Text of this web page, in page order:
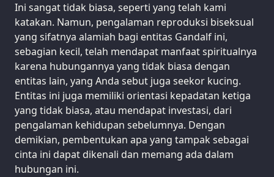
Ini sangat tidak biasa, seperti yang telah kami
katakan. Namun, pengalaman reproduksi biseksual
yang sifatnya alamiah bagi entitas Gandalf ini,
sebagian kecil, telah mendapat manfaat spiritualnya
karena hubungannya yang tidak biasa dengan
entitas lain, yang Anda sebut juga seekor kucing.
Entitas ini juga memiliki orientasi kepadatan ketiga
yang tidak biasa, atau mendapat investasi, dari
pengalaman kehidupan sebelumnya. Dengan
demikian, pembentukan apa yang tampak sebagai
cinta ini dapat dikenali dan memang ada dalam
hubungan ini.